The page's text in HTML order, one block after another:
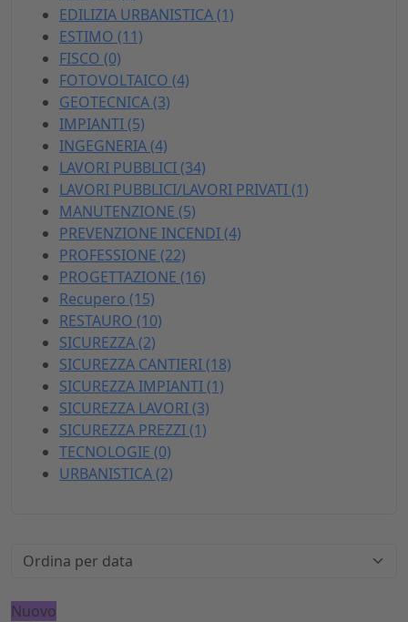
EDILIZIA URBANISTICA (1)
ESTIMO (11)
FISCO (0)
FOTOVOLTAICO (4)
GEOTECNICA (3)
IMPIANTI (5)
INGEGNERIA (4)
LAVORI PUBBLICI (34)
LAVORI PUBBLICI/LAVORI PRIVATI (1)
MANUTENZIONE (5)
PREVENZIONE INCENDI (4)
PROFESSIONE (22)
PROGETTAZIONE (16)
Recupero (15)
RESTAURO (10)
SICUREZZA (2)
SICUREZZA CANTIERI (18)
SICUREZZA IMPIANTI (1)
SICUREZZA LAVORI (3)
SICUREZZA PREZZI (1)
TECNOLOGIE (0)
URBANISTICA (2)
Nuovo